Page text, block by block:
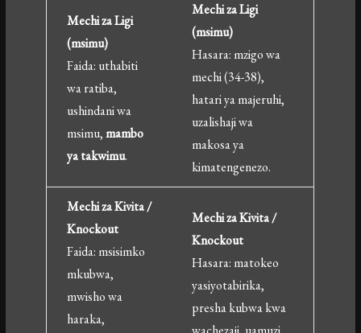
Mechi za Ligi
(msimu)
Faida: uthabiti
wa ratiba,
ushindani wa
msimu,mambo
ya takwimu.
Mechi za Ligi
(msimu)
Hasara: mzigo wa
mechi (34-38),
hatari ya majeruhi,
uzalishaji wa
makosa ya
kimatengenezo.
Mechi za Kivita /
Knockout
Faida: msisimko
mkubwa,
mwisho wa
haraka,
Mechi za Kivita /
Knockout
Hasara: matokeo
yasiyotabirika,
presha kubwa kwa